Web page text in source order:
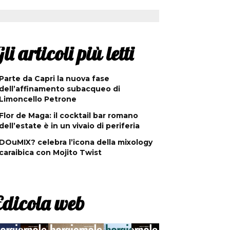
articoli più letti
da Capri la nuova fase
subacqueo di
Petrone
de Maga: il cocktail bar romano
è in un vivaio di periferia
celebra l’icona della mixology
con Mojito Twist
web